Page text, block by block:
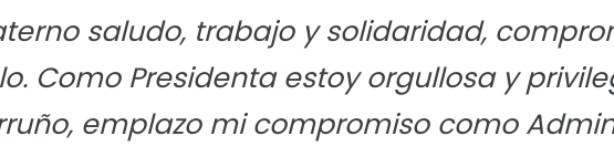
saludo, trabajo y solidaridad,
Como Presidenta estoy orgullosa y
emplazo mi compromiso como